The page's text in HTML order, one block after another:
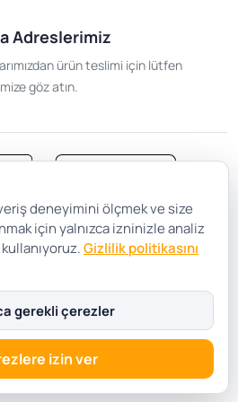
koymuş olduğu rekabet,
alışverişi çok yönlü olarak
mutlaka yakından görüp
özel ürünlerimiz var fakat
çok özel bir örnek. Ücretsiz
mutlaka değerlendirin.
Adreslerimiz
ürün teslimi için lütfen
göz atın.
Gizlilik ve Güvenlik
Çerez Tercihleri
deneyimini ölçmek ve size
için yalnızca izninizle analiz
Gizlilik politikasını
gerekli çerezler
izin ver